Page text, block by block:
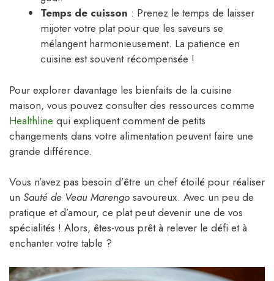
Temps de cuisson : Prenez le temps de laisser
mijoter votre plat pour que les saveurs se
mélangent harmonieusement. La patience en
cuisine est souvent récompensée !
Pour explorer davantage les bienfaits de la cuisine
maison, vous pouvez consulter des ressources comme
Healthline qui expliquent comment de petits
changements dans votre alimentation peuvent faire une
grande différence.
Vous n’avez pas besoin d’être un chef étoilé pour réaliser
un Sauté de Veau Marengo savoureux. Avec un peu de
pratique et d’amour, ce plat peut devenir une de vos
spécialités ! Alors, êtes-vous prêt à relever le défi et à
enchanter votre table ?